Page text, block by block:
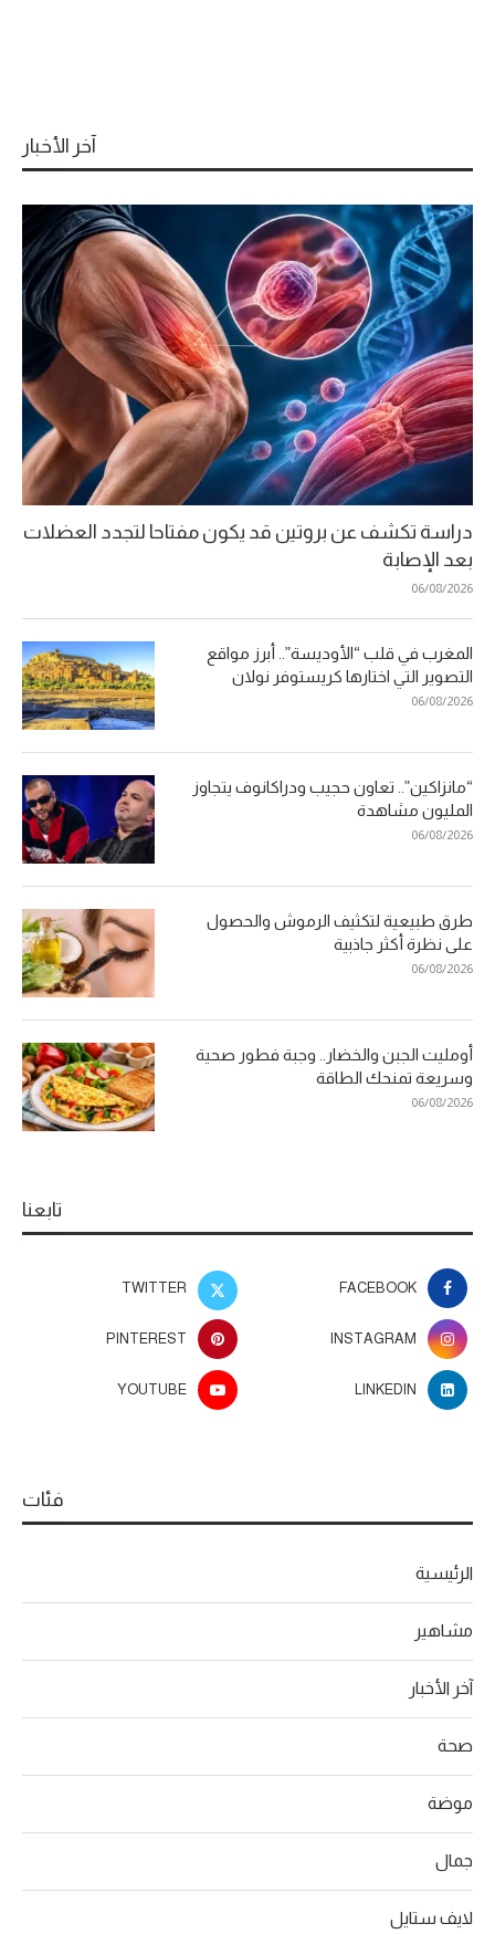
آخر الأخبار
دراسة تكشف عن بروتين قد يكون مفتاحا لتجدد العضلات
بعد الإصابة
06/08/2026
المغرب في قلب “الأوديسة”.. أبرز مواقع
التصوير التي اختارها كريستوفر نولان
06/08/2026
“مانزاكين”.. تعاون حجيب ودراكانوف يتجاوز
المليون مشاهدة
06/08/2026
طرق طبيعية لتكثيف الرموش والحصول
على نظرة أكثر جاذبية
06/08/2026
أومليت الجبن والخضار.. وجبة فطور صحية
وسريعة تمنحك الطاقة
06/08/2026
تابعنا
FACEBOOK
TWITTER
INSTAGRAM
PINTEREST
LINKEDIN
YOUTUBE
فئات
الرئيسية
مشاهير
آخر الأخبار
صحة
موضة
جمال
لايف ستايل